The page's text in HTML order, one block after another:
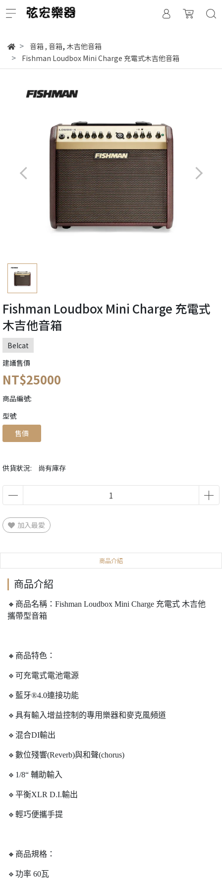
音箱 , 音箱, 木吉他音箱
Fishman Loudbox Mini Charge 充電式木吉他音箱
Fishman Loudbox Mini Charge 充電式
木吉他音箱
Belcat
建議售價
NT$25000
商品編號:
供貨狀況: 尚有庫存
󠀠󠀠󠀠型號
售價
加入最愛
商品介紹
商品介紹
🔸商品名稱：Fishman Loudbox Mini Charge 充電式 木吉他
攜帶型音箱
🔸商品特色：
🔹可充電式電池電源
🔹藍牙®4.0連接功能
🔹具有輸入增益控制的專用樂器和麥克風頻道
🔹混合DI輸出
🔹數位殘響(Reverb)與和聲(chorus)
🔹1/8“ 輔助輸入
🔹平衡XLR D.I.輸出
🔹輕巧便攜手提
🔸商品規格：
🔹功率 60瓦